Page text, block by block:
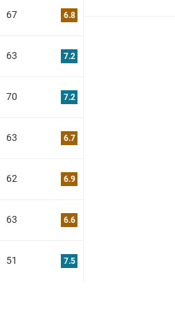
67 6.8
63 7.2
70 7.2
63 6.7
62 6.9
63 6.6
51 7.5